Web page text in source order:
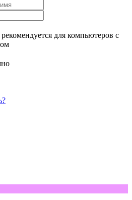
для компьютеров с